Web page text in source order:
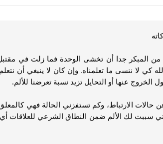
المبكر جدا أن تخشى الوحدة فما زلت في مقتبل
كي لا ننسى ما تعلمناه. وإن كان لا ينبغي أن
الخروج عنها أو التحايل تزيد نسبة تعرضنا للألم.
عن حالات الارتباط، وكم تستفزني الحالة فهي
سببت لك الألم ضمن النطاق الشرعي